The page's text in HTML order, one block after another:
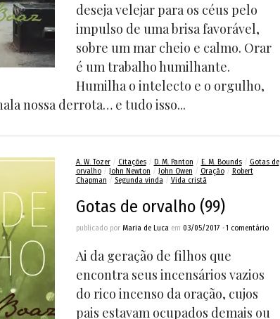
deseja velejar para os céus pelo
impulso de uma brisa favorável,
sobre um mar cheio e calmo. Orar
é um trabalho humilhante.
Humilha o intelecto e o orgulho,
nossa derrota… e tudo isso...
A. W. Tozer/ Citações/ D. M. Panton / E. M. Bounds/ Gotas de
orvalho/ John Newton / John Owen / Oração/ Robert
Chapman / Segunda vinda/ Vida cristã
Gotas de orvalho (99)
publicado por Maria de Lucaem 03/05/2017 •1 comentário
Ai da geração de filhos que
encontra seus incensários vazios
do rico incenso da oração, cujos
pais estavam ocupados demais ou